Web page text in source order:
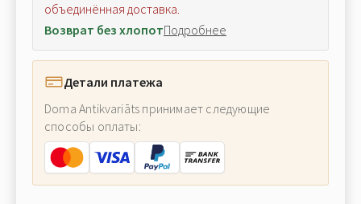
объединённая доставка.
Возврат без хлопотПодробнее
Детали платежа
Doma Antikvariāts принимает следующие
способы оплаты: